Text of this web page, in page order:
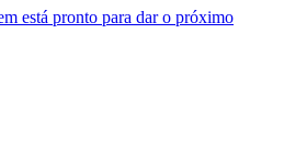
está pronto para dar o próximo